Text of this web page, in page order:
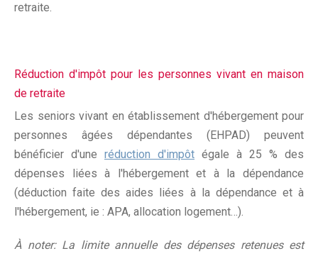
retraite.
Réduction d'impôt pour les personnes vivant en maison
de retraite
Les seniors vivant en établissement d'hébergement pour
personnes âgées dépendantes (EHPAD) peuvent
bénéficier d'une réduction d'impôt égale à 25 % des
dépenses liées à l'hébergement et à la dépendance
(déduction faite des aides liées à la dépendance et à
l'hébergement, ie : APA, allocation logement…).
À noter: La limite annuelle des dépenses retenues est